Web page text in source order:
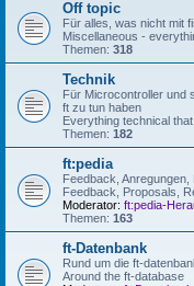
Off topic
Für alles, was nicht mit
Miscellaneous -
Themen: 318
Technik
Für Microcontroller und
ft zu tun haben
Everything technical
Themen: 182
ft:pedia
Feedback,
Feedback, Proposals,
Moderator: ft:pedia-
Themen: 163
ft-Datenbank
Rund um die ft-
Around the ft-database